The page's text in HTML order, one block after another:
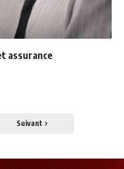
assurance
Suivant